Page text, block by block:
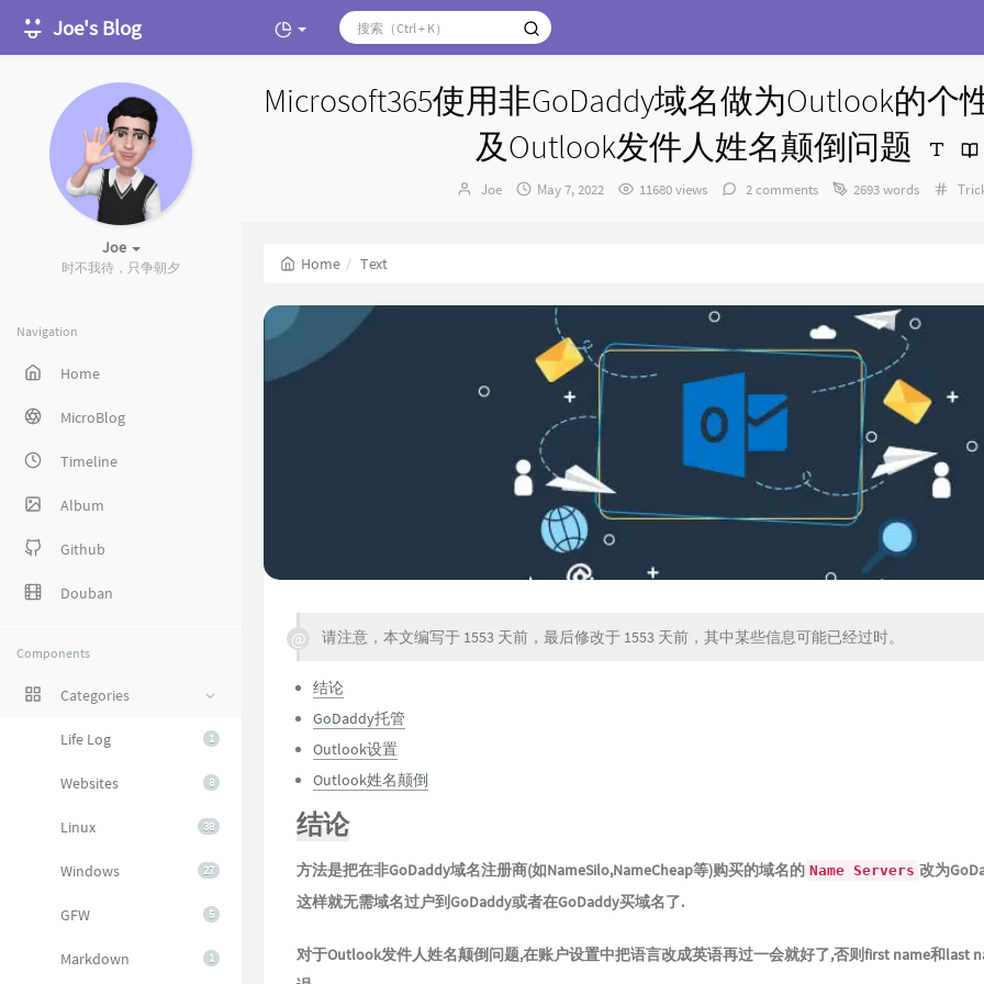
Joe's Blog
Joe
时不我待，只争朝夕
Navigation
Home
MicroBlog
Timeline
Album
Github
Douban
Components
Categories
1
Life Log
8
Websites
38
Linux
27
Windows
5
GFW
1
Markdown
Microsoft365使用非GoDaddy域名做为Outlook的个
及Outlook发件人姓名颠倒问题
Author：
Joe
发
May 7, 2022 11680 views 2 comments 2693 words
Home Text
请注意，本文编写于 1553 天前，最后修改于 1553 天前，其中某些信息可能已经过时。
结论
GoDaddy托管
Outlook设置
Outlook姓名颠倒
结论
方法是把在非GoDaddy域名注册商(如NameSilo,NameCheap等)购买的域名的 Name Servers 改为
这样就无需域名过户到GoDaddy或者在GoDaddy买域名了.
对于Outlook发件人姓名颠倒问题,在账户设置中把语言改成英语再过一会就好了,否则first name和last